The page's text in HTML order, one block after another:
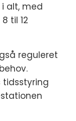
alt, med
til 12
reguleret
tidsstyring